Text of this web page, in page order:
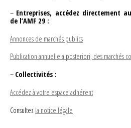
– Entreprises, accédez directement
de l’AMF 29 :
Annonces de marchés publics
Publication annuelle a posteriori, des marchés
– Collectivités :
Accédez à votre espace adhérent
Consultez la notice légale